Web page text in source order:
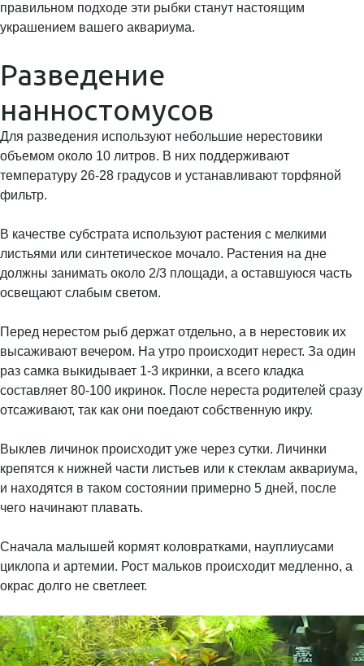
правильном подходе эти рыбки станут настоящим
украшением вашего аквариума.
Разведение
нанностомусов
Для разведения используют небольшие нерестовики
объемом около 10 литров. В них поддерживают
температуру 26-28 градусов и устанавливают торфяной
фильтр.
В качестве субстрата используют растения с мелкими
листьями или синтетическое мочало. Растения на дне
должны занимать около 2/3 площади, а оставшуюся часть
освещают слабым светом.
Перед нерестом рыб держат отдельно, а в нерестовик их
высаживают вечером. На утро происходит нерест. За один
раз самка выкидывает 1-3 икринки, а всего кладка
составляет 80-100 икринок. После нереста родителей сразу
отсаживают, так как они поедают собственную икру.
Выклев личинок происходит уже через сутки. Личинки
крепятся к нижней части листьев или к стеклам аквариума,
и находятся в таком состоянии примерно 5 дней, после
чего начинают плавать.
Сначала малышей кормят коловратками, науплиусами
циклопа и артемии. Рост мальков происходит медленно, а
окрас долго не светлеет.